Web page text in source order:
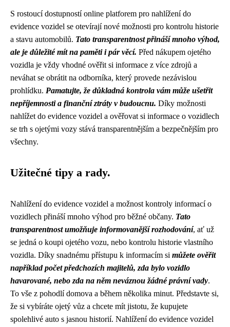
S rostoucí dostupností online platforem pro nahlížení do
evidence vozidel se otevírají nové možnosti pro kontrolu historie
a stavu automobilů. Tato transparentnost přináší mnoho výhod,
ale je důležité mít na paměti i pár věcí. Před nákupem ojetého
vozidla je vždy vhodné ověřit si informace z více zdrojů a
neváhat se obrátit na odborníka, který provede nezávislou
prohlídku. Pamatujte, že důkladná kontrola vám může ušetřit
nepříjemnosti a finanční ztráty v budoucnu. Díky možnosti
nahlížet do evidence vozidel a ověřovat si informace o vozidlech
se trh s ojetými vozy stává transparentnějším a bezpečnějším pro
všechny.
Užitečné tipy a rady.
Nahlížení do evidence vozidel a možnost kontroly informací o
vozidlech přináší mnoho výhod pro běžné občany. Tato
transparentnost umožňuje informovanější rozhodování, ať už
se jedná o koupi ojetého vozu, nebo kontrolu historie vlastního
vozidla. Díky snadnému přístupu k informacím si můžete ověřit
například počet předchozích majitelů, zda bylo vozidlo
havarované, nebo zda na něm neváznou žádné právní vady.
To vše z pohodlí domova a během několika minut. Představte si,
že si vybíráte ojetý vůz a chcete mít jistotu, že kupujete
spolehlivé auto s jasnou historií. Nahlížení do evidence vozidel